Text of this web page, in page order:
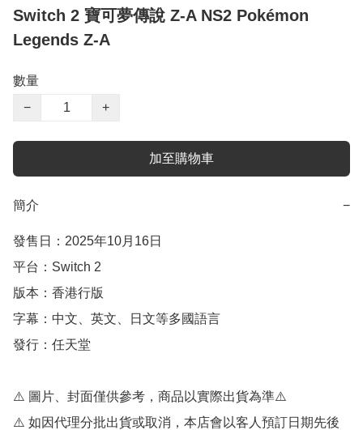
Switch 2 寶可夢傳說 Z-A NS2 Pokémon
Legends Z-A
數量
−
+
加至購物車
簡介 −
發售日：2025年10月16日
平台：Switch 2
版本：香港行版
字幕：中文、英文、日文等多國語言
發行：任天堂
⚠️ 圖片、封面僅供參考，商品以實際出貨為準⚠️
⚠️ 如因代理分批出貨或取消，本店會以客人預訂日期先後